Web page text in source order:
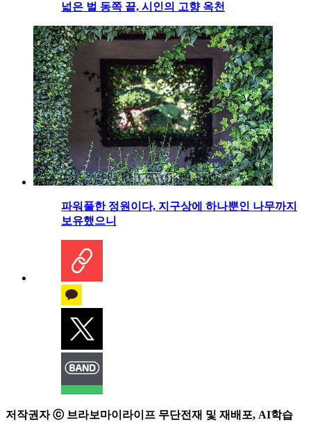
넓은 벌 동쪽 끝, 시인의 고향 옥천
파워풀한 정원이다, 지구상에 하나뿐인 나무까지
보유했으니
저작권자 ⓒ 브라보마이라이프 무단전재 및 재배포, AI학습